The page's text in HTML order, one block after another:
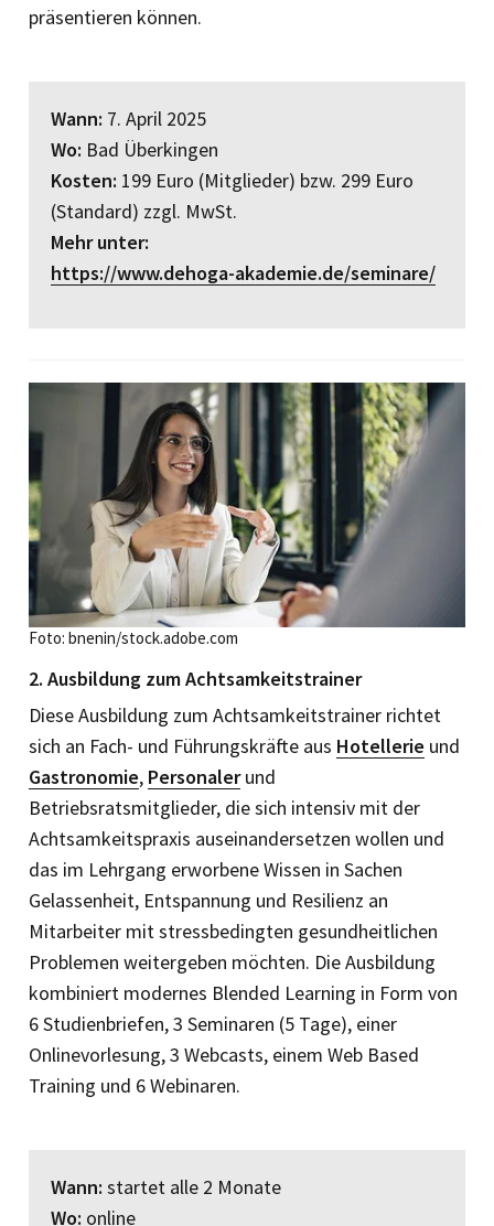
präsentieren können.
Wann: 7. April 2025
Wo: Bad Überkingen
Kosten: 199 Euro (Mitglieder) bzw. 299 Euro
(Standard) zzgl. MwSt.
Mehr unter:
https://www.dehoga-akademie.de/seminare/
Foto: bnenin/stock.adobe.com
2. Ausbildung zum Achtsamkeitstrainer
Diese Ausbildung zum Achtsamkeitstrainer richtet
sich an Fach- und Führungskräfte aus Hotellerie und
Gastronomie, Personalerund
Betriebsratsmitglieder, die sich intensiv mit der
Achtsamkeitspraxis auseinandersetzen wollen und
das im Lehrgang erworbene Wissen in Sachen
Gelassenheit, Entspannung und Resilienz an
Mitarbeiter mit stressbedingten gesundheitlichen
Problemen weitergeben möchten. Die Ausbildung
kombiniert modernes Blended Learning in Form von
6 Studienbriefen, 3 Seminaren (5 Tage), einer
Onlinevorlesung, 3 Webcasts, einem Web Based
Training und 6 Webinaren.
Wann: startet alle 2 Monate
Wo: online